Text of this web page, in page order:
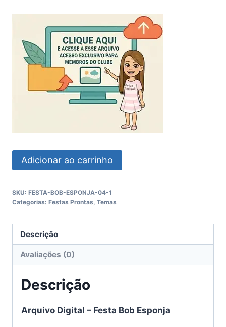
Festa
Bob
quantidade
Adicionar ao carrinho
SKU: FESTA-BOB-ESPONJA-04-1
Categorias: Festas Prontas, Temas
Descrição
Avaliações (0)
Descrição
Arquivo Digital – Festa Bob Esponja